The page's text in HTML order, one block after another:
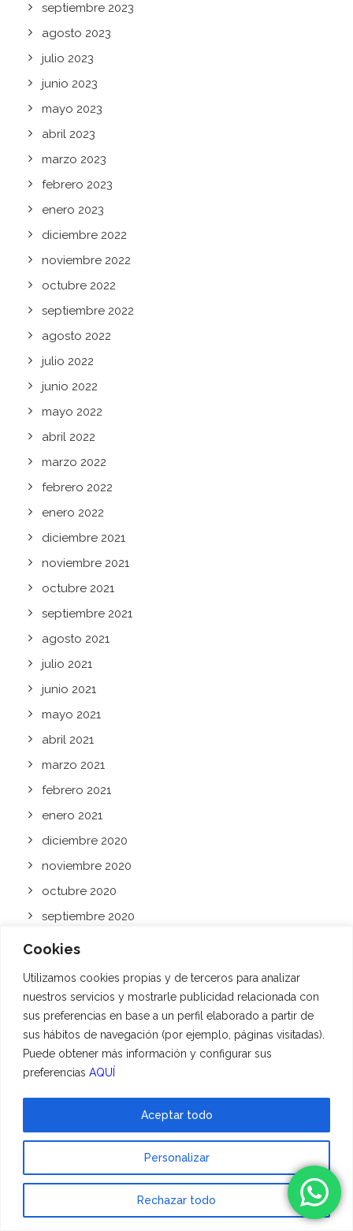
Cookies
Utilizamos cookies propias y de terceros para analizar
nuestros servicios y mostrarle publicidad relacionada con
sus preferencias en base a un perfil elaborado a partir de
sus hábitos de navegación (por ejemplo, páginas visitadas).
Puede obtener más información y configurar sus
preferencias AQUÍ
Personalizar
Rechazar todo
Aceptar todo
septiembre 2023
agosto 2023
julio 2023
junio 2023
mayo 2023
abril 2023
marzo 2023
febrero 2023
enero 2023
diciembre 2022
noviembre 2022
octubre 2022
septiembre 2022
agosto 2022
julio 2022
junio 2022
mayo 2022
abril 2022
marzo 2022
febrero 2022
enero 2022
diciembre 2021
noviembre 2021
octubre 2021
septiembre 2021
agosto 2021
julio 2021
junio 2021
mayo 2021
abril 2021
marzo 2021
febrero 2021
enero 2021
diciembre 2020
noviembre 2020
octubre 2020
septiembre 2020
agosto 2020
junio 2020
mayo 2020
abril 2020
marzo 2020
diciembre 2019
septiembre 2019